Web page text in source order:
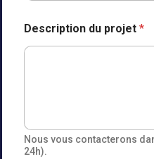
a
m
n
P
o
Description du projet *
Nous vous contacterons
24h).